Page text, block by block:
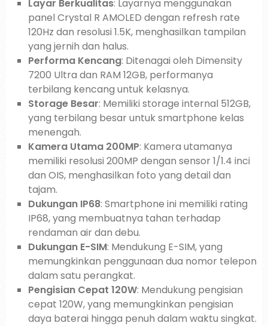
Layar Berkualitas: Layarnya menggunakan
panel Crystal R AMOLED dengan refresh rate
120Hz dan resolusi 1.5K, menghasilkan tampilan
yang jernih dan halus.
Performa Kencang: Ditenagai oleh Dimensity
7200 Ultra dan RAM 12GB, performanya
terbilang kencang untuk kelasnya.
Storage Besar: Memiliki storage internal 512GB,
yang terbilang besar untuk smartphone kelas
menengah.
Kamera Utama 200MP: Kamera utamanya
memiliki resolusi 200MP dengan sensor 1/1.4 inci
dan OIS, menghasilkan foto yang detail dan
tajam.
Dukungan IP68: Smartphone ini memiliki rating
IP68, yang membuatnya tahan terhadap
rendaman air dan debu.
Dukungan E-SIM: Mendukung E-SIM, yang
memungkinkan penggunaan dua nomor telepon
dalam satu perangkat.
Pengisian Cepat 120W: Mendukung pengisian
cepat 120W, yang memungkinkan pengisian
daya baterai hingga penuh dalam waktu singkat.